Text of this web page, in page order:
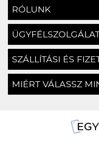
ÜGYFÉLSZOLGÁLAT
SZÁLLÍTÁSI ÉS
MIÉRT VÁLASSZ